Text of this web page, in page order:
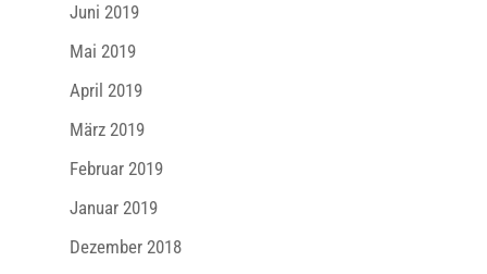
Juni 2019
Mai 2019
April 2019
März 2019
Februar 2019
Januar 2019
Dezember 2018